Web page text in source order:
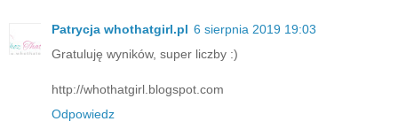
Patrycja whothatgirl.pl 6 sierpnia 2019 19:03
Gratuluję wyników, super liczby :)
http://whothatgirl.blogspot.com
Odpowiedz